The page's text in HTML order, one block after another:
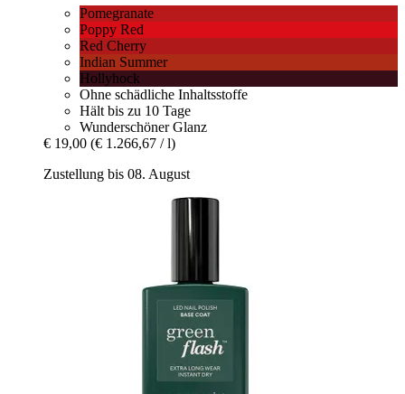
Pomegranate
Poppy Red
Red Cherry
Indian Summer
Hollyhock
Ohne schädliche Inhaltsstoffe
Hält bis zu 10 Tage
Wunderschöner Glanz
€ 19,00 (€ 1.266,67 / l)
Zustellung bis 08. August